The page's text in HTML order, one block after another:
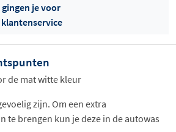
je voor
klantenservice
de mat witte kleur
zijn. Om een extra
te brengen kun je deze in de autowas